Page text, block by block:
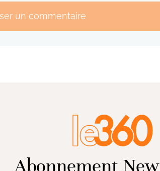
un commentaire
Abonnement